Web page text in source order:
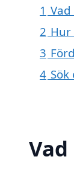
1
2 Hur
3
4